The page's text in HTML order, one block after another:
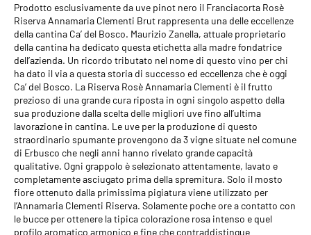
Temperatura di servizio : 10°-12°C
Decantazione: Da Bere Subito - 15 anni
Calice : Ballon Flûte
Allergeni: Contiene Solfiti
Gradazione alcolica : 12,5 %
Prodotto esclusivamente da uve pinot nero il Franciacorta Rosè
Riserva Annamaria Clementi Brut rappresenta una delle eccellenze
della cantina Ca’ del Bosco. Maurizio Zanella, attuale proprietario
della cantina ha dedicato questa etichetta alla madre fondatrice
dell’azienda. Un ricordo tributato nel nome di questo vino per chi
ha dato il via a questa storia di successo ed eccellenza che è oggi
Ca’ del Bosco. La Riserva Rosè Annamaria Clementi è il frutto
prezioso di una grande cura riposta in ogni singolo aspetto della
sua produzione dalla scelta delle migliori uve fino all’ultima
lavorazione in cantina. Le uve per la produzione di questo
straordinario spumante provengono da 3 vigne situate nel comune
di Erbusco che negli anni hanno rivelato grande capacità
qualitative. Ogni grappolo è selezionato attentamente, lavato e
completamente asciugato prima della spremitura. Solo il mosto
fiore ottenuto dalla primissima pigiatura viene utilizzato per
l’Annamaria Clementi Riserva. Solamente poche ore a contatto con
le bucce per ottenere la tipica colorazione rosa intenso e quel
profilo aromatico armonico e fine che contraddistingue